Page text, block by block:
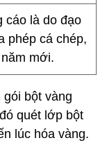
cáo là do đạo
phép cá chép,
mới.
bột vàng
quét lớp bột
lúc hóa vàng.